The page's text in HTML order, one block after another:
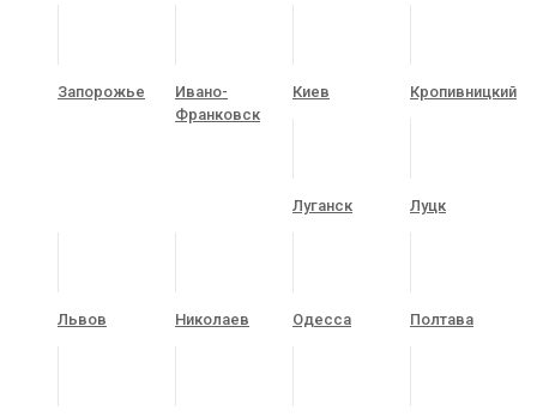
Запорожье
Ивано-
Франковск
Киев Кропивницкий
Луганск Луцк
Львов Николаев Одесса Полтава